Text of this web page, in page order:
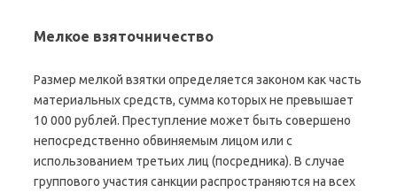
Мелкое взяточничество
Размер мелкой взятки определяется законом как часть
материальных средств, сумма которых не превышает
10 000 рублей. Преступление может быть совершено
непосредственно обвиняемым лицом или с
использованием третьих лиц (посредника). В случае
группового участия санкции распространяются на всех